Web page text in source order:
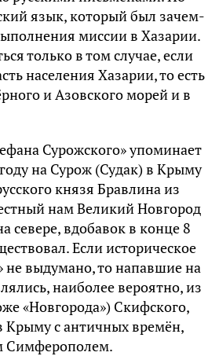
язык, который был зачем-
миссии в Хазарии.
только в том случае, если
населения Хазарии, то есть
и Азовского морей и в
Сурожского» упоминает
на Сурож (Судак) в Крыму
князя Бравлина из
нам Великий Новгород
севере, вдобавок в конце 8
Если историческое
не выдумано, то напавшие на
наиболее вероятно, из
«Новгорода») Скифского,
Крыму с античных времён,
Симферополем.